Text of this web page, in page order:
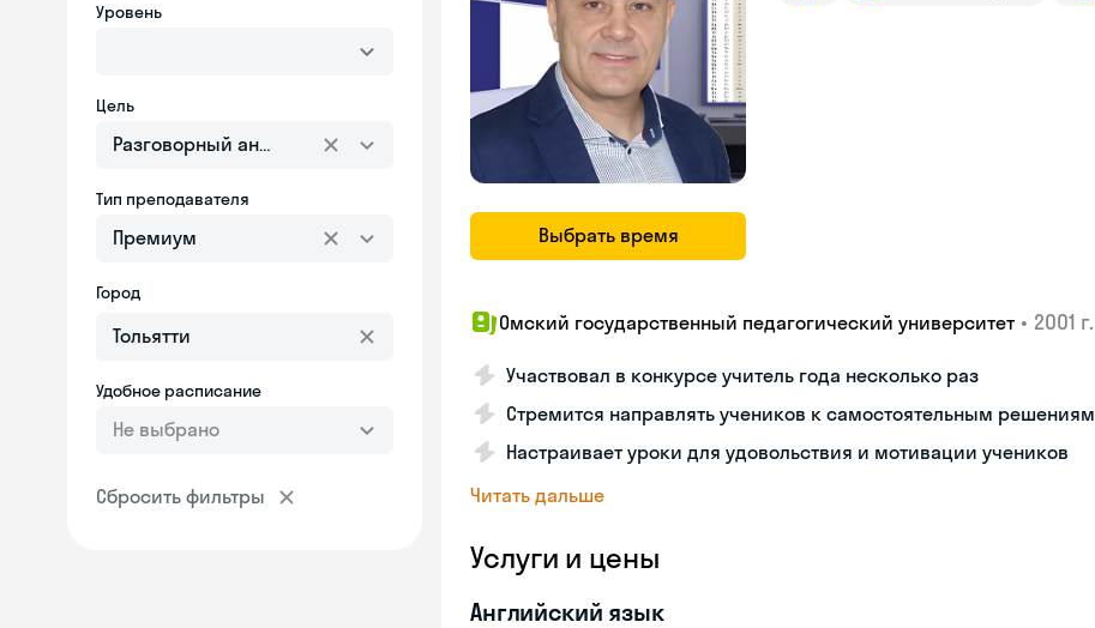
Уровень
Цель
Разговорный английский
Тип преподавателя
Премиум
Город
Удобное расписание
Не выбрано
Сбросить фильтры
Выбрать время
Омский государственный педагогический университет • 2001 г.
Участвовал в конкурсе учитель года несколько раз
Стремится направлять учеников к самостоятельным решениям
Настраивает уроки для удовольствия и мотивации учеников
Читать дальше
Услуги и цены
Английский язык